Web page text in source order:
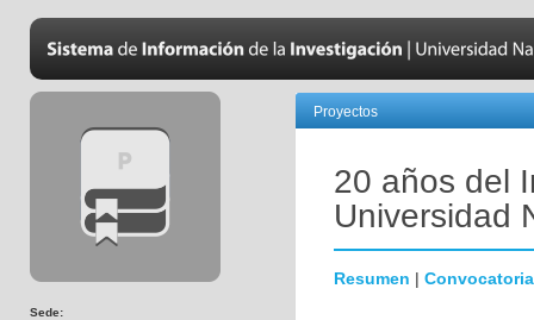
Sede:
Proyectos
20 años del
Universidad
Resumen | Convocatoria